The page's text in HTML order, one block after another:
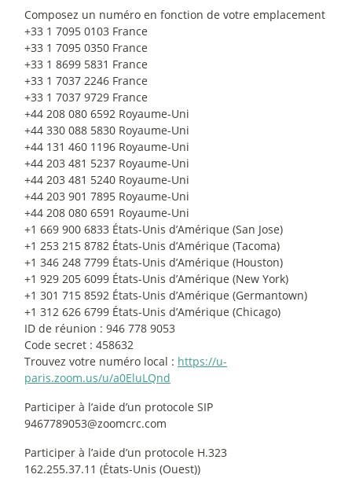
Composez un numéro en fonction de votre emplacement
+33 1 7095 0103 France
+33 1 7095 0350 France
+33 1 8699 5831 France
+33 1 7037 2246 France
+33 1 7037 9729 France
+44 208 080 6592 Royaume-Uni
+44 330 088 5830 Royaume-Uni
+44 131 460 1196 Royaume-Uni
+44 203 481 5237 Royaume-Uni
+44 203 481 5240 Royaume-Uni
+44 203 901 7895 Royaume-Uni
+44 208 080 6591 Royaume-Uni
+1 669 900 6833 États-Unis d’Amérique (San Jose)
+1 253 215 8782 États-Unis d’Amérique (Tacoma)
+1 346 248 7799 États-Unis d’Amérique (Houston)
+1 929 205 6099 États-Unis d’Amérique (New York)
+1 301 715 8592 États-Unis d’Amérique (Germantown)
+1 312 626 6799 États-Unis d’Amérique (Chicago)
ID de réunion : 946 778 9053
Code secret : 458632
Trouvez votre numéro local : https://u-
paris.zoom.us/u/a0EluLQnd
Participer à l’aide d’un protocole SIP
9467789053@zoomcrc.com
Participer à l’aide d’un protocole H.323
162.255.37.11 (États-Unis (Ouest))